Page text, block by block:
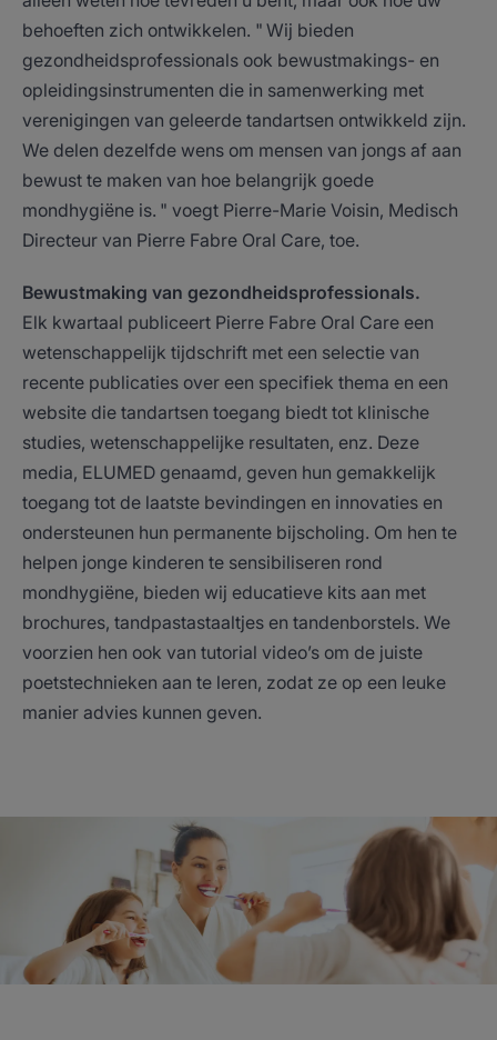
behoeften zich ontwikkelen. " Wij bieden
gezondheidsprofessionals ook bewustmakings- en
opleidingsinstrumenten die in samenwerking met
verenigingen van geleerde tandartsen ontwikkeld zijn.
We delen dezelfde wens om mensen van jongs af aan
bewust te maken van hoe belangrijk goede
mondhygiëne is. " voegt Pierre-Marie Voisin, Medisch
Directeur van Pierre Fabre Oral Care, toe.
Bewustmaking van gezondheidsprofessionals.
Elk kwartaal publiceert Pierre Fabre Oral Care een
wetenschappelijk tijdschrift met een selectie van
recente publicaties over een specifiek thema en een
website die tandartsen toegang biedt tot klinische
studies, wetenschappelijke resultaten, enz. Deze
media, ELUMED genaamd, geven hun gemakkelijk
toegang tot de laatste bevindingen en innovaties en
ondersteunen hun permanente bijscholing. Om hen te
helpen jonge kinderen te sensibiliseren rond
mondhygiëne, bieden wij educatieve kits aan met
brochures, tandpastastaaltjes en tandenborstels. We
voorzien hen ook van tutorial video’s om de juiste
poetstechnieken aan te leren, zodat ze op een leuke
manier advies kunnen geven.